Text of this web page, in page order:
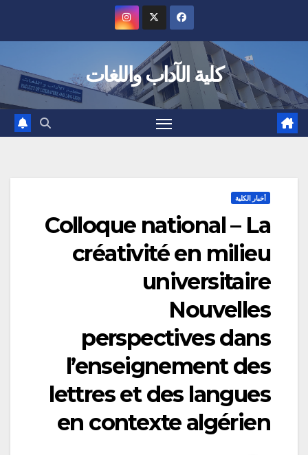
كلية الآداب واللغات
أخبار الكلية
Colloque national – La
créativité en milieu
universitaire
Nouvelles
perspectives dans
l’enseignement des
lettres et des langues
en contexte algérien